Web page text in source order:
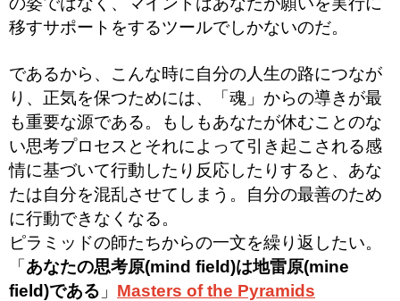
移すサポートをするツールでしかないのだ。
であるから、こんな時に自分の人生の路につなが
り、正気を保つためには、「魂」からの導きが最
も重要な源である。
もしもあなたが休むことのな
い思考プロセスとそれによって引き起こされる感
情に基づいて行動したり反応したりすると、あな
たは自分を混乱させてしまう。自分の最善のため
に行動できなくなる。
ピラミッドの師たちからの一文を繰り返したい。
「 あなたの思考原(mind field)は地雷原(mine
field)である 」 Masters of the Pyramids